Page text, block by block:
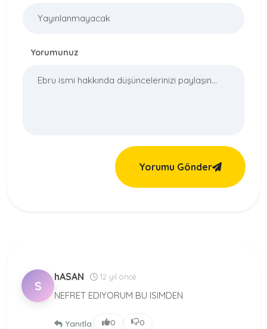
Yorumunuz
Yorumu Gönder
S
hASAN 12 yıl önce
NEFRET EDIYORUM BU ISIMDEN
Yanıtla 0 0